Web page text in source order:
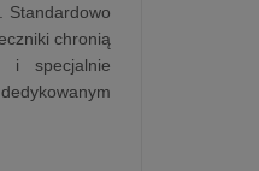
Standardowo
chronią
i specjalnie